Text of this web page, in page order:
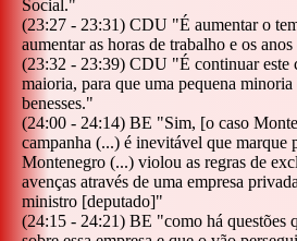
Social."
(23:27 - 23:31) CDU "É aumentar o
aumentar as horas de trabalho e os
(23:32 - 23:39) CDU "É continuar este
maioria, para que uma pequena
benesses."
(24:00 - 24:14) BE "Sim, [o caso
campanha (...) é inevitável que marque
Montenegro (...) violou as regras de
avenças através de uma empresa
ministro [deputado]"
(24:15 - 24:21) BE "como há questões